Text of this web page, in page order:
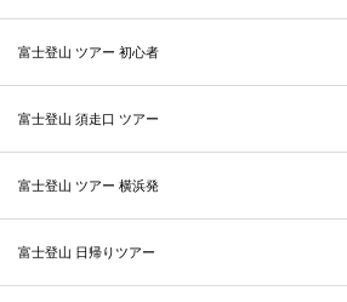
富士登山 ツアー 初心者
富士登山 須走口 ツアー
富士登山 ツアー 横浜発
富士登山 日帰りツアー